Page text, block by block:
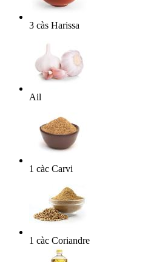
3 càs Harissa
Ail
1 càc Carvi
1 càc Coriandre